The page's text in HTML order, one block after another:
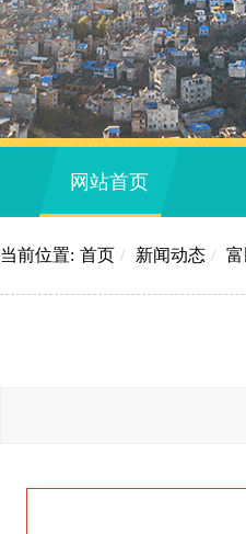
网站首页
当前位置: 首页 / 新闻动态 /